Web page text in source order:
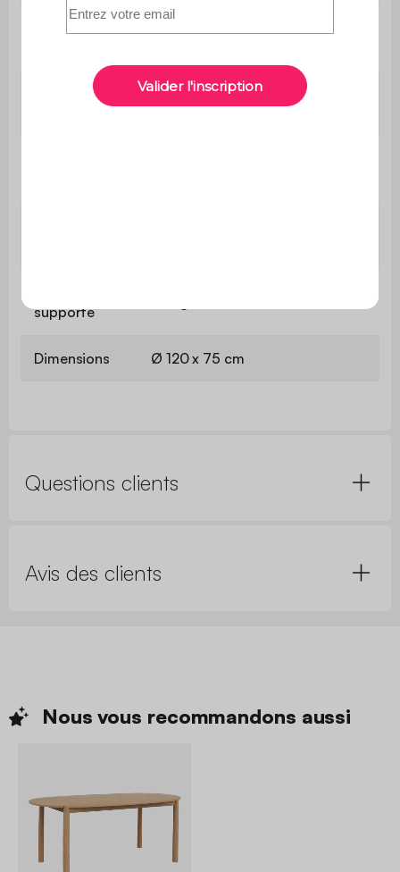
120 cm
Epaisseur du
1,8 cm
supporté
Dimensions Ø 120 x 75 cm
Questions clients
Avis des clients
Nous vous recommandons aussi